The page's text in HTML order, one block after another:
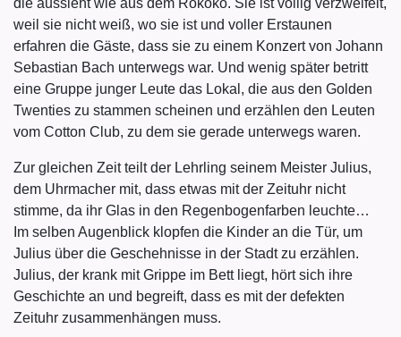
die aussieht wie aus dem Rokoko. Sie ist völlig verzweifelt,
weil sie nicht weiß, wo sie ist und voller Erstaunen
erfahren die Gäste, dass sie zu einem Konzert von Johann
Sebastian Bach unterwegs war. Und wenig später betritt
eine Gruppe junger Leute das Lokal, die aus den Golden
Twenties zu stammen scheinen und erzählen den Leuten
vom Cotton Club, zu dem sie gerade unterwegs waren.
Zur gleichen Zeit teilt der Lehrling seinem Meister Julius,
dem Uhrmacher mit, dass etwas mit der Zeituhr nicht
stimme, da ihr Glas in den Regenbogenfarben leuchte…
Im selben Augenblick klopfen die Kinder an die Tür, um
Julius über die Geschehnisse in der Stadt zu erzählen.
Julius, der krank mit Grippe im Bett liegt, hört sich ihre
Geschichte an und begreift, dass es mit der defekten
Zeituhr zusammenhängen muss.